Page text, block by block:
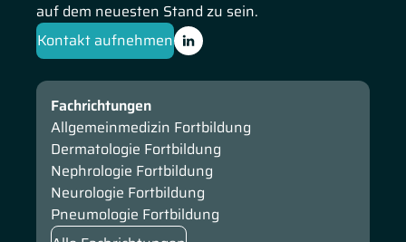
auf dem neuesten Stand zu sein.
Kontakt aufnehmen
Fachrichtungen
Allgemeinmedizin Fortbildung
Dermatologie Fortbildung
Nephrologie Fortbildung
Neurologie Fortbildung
Pneumologie Fortbildung